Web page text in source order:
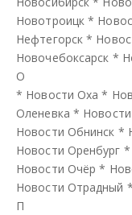
Новотроицк *
Нефтегорск *
Новочебоксарск *
О
* Новости Оха *
Оленевка *
Новости Обнинск *
Новости Оренбург *
Новости Очёр *
Новости Отрадный *
П